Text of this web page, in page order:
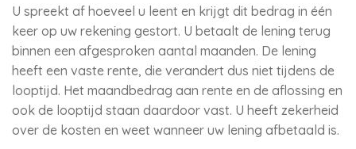
U spreekt af hoeveel u leent en krijgt dit bedrag in één
keer op uw rekening gestort. U betaalt de lening terug
binnen een afgesproken aantal maanden. De lening
heeft een vaste rente, die verandert dus niet tijdens de
looptijd. Het maandbedrag aan rente en de aflossing en
ook de looptijd staan daardoor vast. U heeft zekerheid
over de kosten en weet wanneer uw lening afbetaald is.